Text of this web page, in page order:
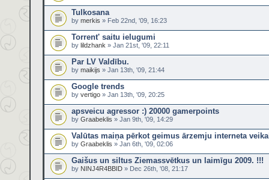
Tulkosana
by merkis » Feb 22nd, '09, 16:23
Torrent' saitu ielugumi
by lildzhank » Jan 21st, '09, 22:11
Par LV Valdību.
by maikijs » Jan 13th, '09, 21:44
Google trends
by vertigo » Jan 13th, '09, 20:25
apsveicu agressor :) 20000 gamerpoints
by Graabeklis » Jan 9th, '09, 14:29
Valūtas maiņa pērkot geimus ārzemju interneta
by Graabeklis » Jan 6th, '09, 02:06
Gaišus un siltus Ziemassvētkus un laimīgu 2009. !!!
by NINJ4R4BBID » Dec 26th, '08, 21:17